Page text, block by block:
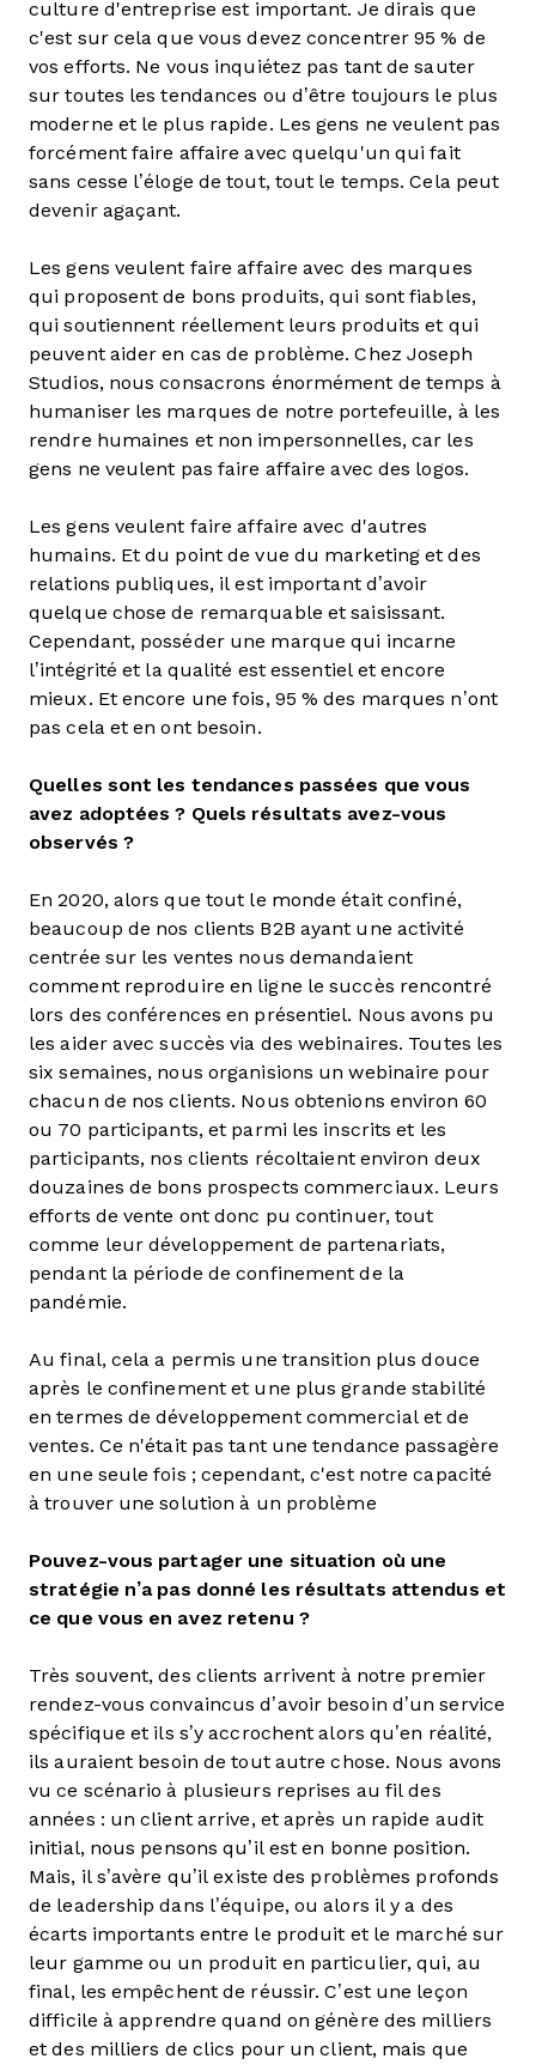
culture d'entreprise est important. Je dirais que
c'est sur cela que vous devez concentrer 95 % de
vos efforts. Ne vous inquiétez pas tant de sauter
sur toutes les tendances ou d’être toujours le plus
moderne et le plus rapide. Les gens ne veulent pas
forcément faire affaire avec quelqu'un qui fait
sans cesse l’éloge de tout, tout le temps. Cela peut
devenir agaçant.
Les gens veulent faire affaire avec des marques
qui proposent de bons produits, qui sont fiables,
qui soutiennent réellement leurs produits et qui
peuvent aider en cas de problème. Chez Joseph
Studios, nous consacrons énormément de temps à
humaniser les marques de notre portefeuille, à les
rendre humaines et non impersonnelles, car les
gens ne veulent pas faire affaire avec des logos.
Les gens veulent faire affaire avec d'autres
humains. Et du point de vue du marketing et des
relations publiques, il est important d’avoir
quelque chose de remarquable et saisissant.
Cependant, posséder une marque qui incarne
l’intégrité et la qualité est essentiel et encore
mieux. Et encore une fois, 95 % des marques n’ont
pas cela et en ont besoin.
Quelles sont les tendances passées que vous
avez adoptées ? Quels résultats avez-vous
observés ?
En 2020, alors que tout le monde était confiné,
beaucoup de nos clients B2B ayant une activité
centrée sur les ventes nous demandaient
comment reproduire en ligne le succès rencontré
lors des conférences en présentiel. Nous avons pu
les aider avec succès via des webinaires. Toutes les
six semaines, nous organisions un webinaire pour
chacun de nos clients. Nous obtenions environ 60
ou 70 participants, et parmi les inscrits et les
participants, nos clients récoltaient environ deux
douzaines de bons prospects commerciaux. Leurs
efforts de vente ont donc pu continuer, tout
comme leur développement de partenariats,
pendant la période de confinement de la
pandémie.
Au final, cela a permis une transition plus douce
après le confinement et une plus grande stabilité
en termes de développement commercial et de
ventes. Ce n'était pas tant une tendance passagère
en une seule fois ; cependant, c'est notre capacité
à trouver une solution à un problème
Pouvez-vous partager une situation où une
stratégie n’a pas donné les résultats attendus et
ce que vous en avez retenu ?
Très souvent, des clients arrivent à notre premier
rendez-vous convaincus d’avoir besoin d’un service
spécifique et ils s’y accrochent alors qu’en réalité,
ils auraient besoin de tout autre chose. Nous avons
vu ce scénario à plusieurs reprises au fil des
années : un client arrive, et après un rapide audit
initial, nous pensons qu’il est en bonne position.
Mais, il s’avère qu’il existe des problèmes profonds
de leadership dans l’équipe, ou alors il y a des
écarts importants entre le produit et le marché sur
leur gamme ou un produit en particulier, qui, au
final, les empêchent de réussir. C’est une leçon
difficile à apprendre quand on génère des milliers
et des milliers de clics pour un client, mais que